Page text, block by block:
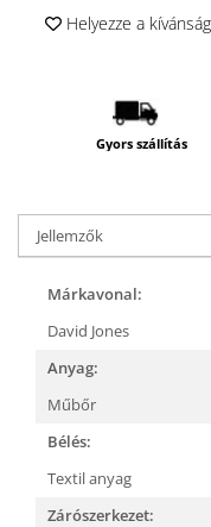
Helyezze a
Gyors szállítás
Jellemzők
Márkavonal:
David Jones
Anyag:
Műbőr
Bélés:
Textil anyag
Zárószerkezet: